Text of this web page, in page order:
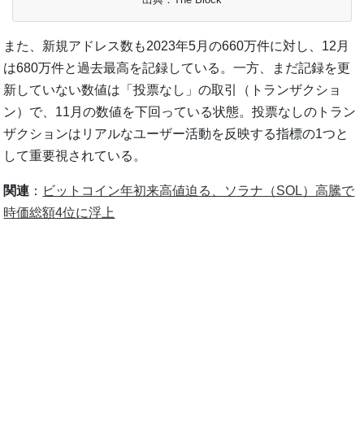
また、新規アドレス数も2023年5月の660万件に対し、12月
は680万件と過去最高を記録している。一方、まだ記録を更
新していない数値は「投票なし」の取引（トランザクショ
ン）で、11月の数値を下回っている状態。投票なしのトラン
ザクションはリアルなユーザー活動を反映する指標の1つと
して重要視されている。
関連 ： ビットコイン年初来高値迫る、ソラナ（SOL）高騰で
時価総額4位に浮上